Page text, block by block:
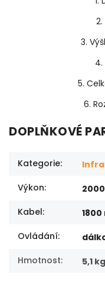
3.
5.
6.
DOPLŇKOVÉ
Kategorie:
Výkon:
Kabel:
Ovládání:
Hmotnost: 5,1 kg